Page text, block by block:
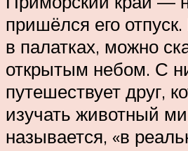
пришёлся его
в палатках, можно
открытым небом. С
путешествует друг,
изучать животный
называется, «в